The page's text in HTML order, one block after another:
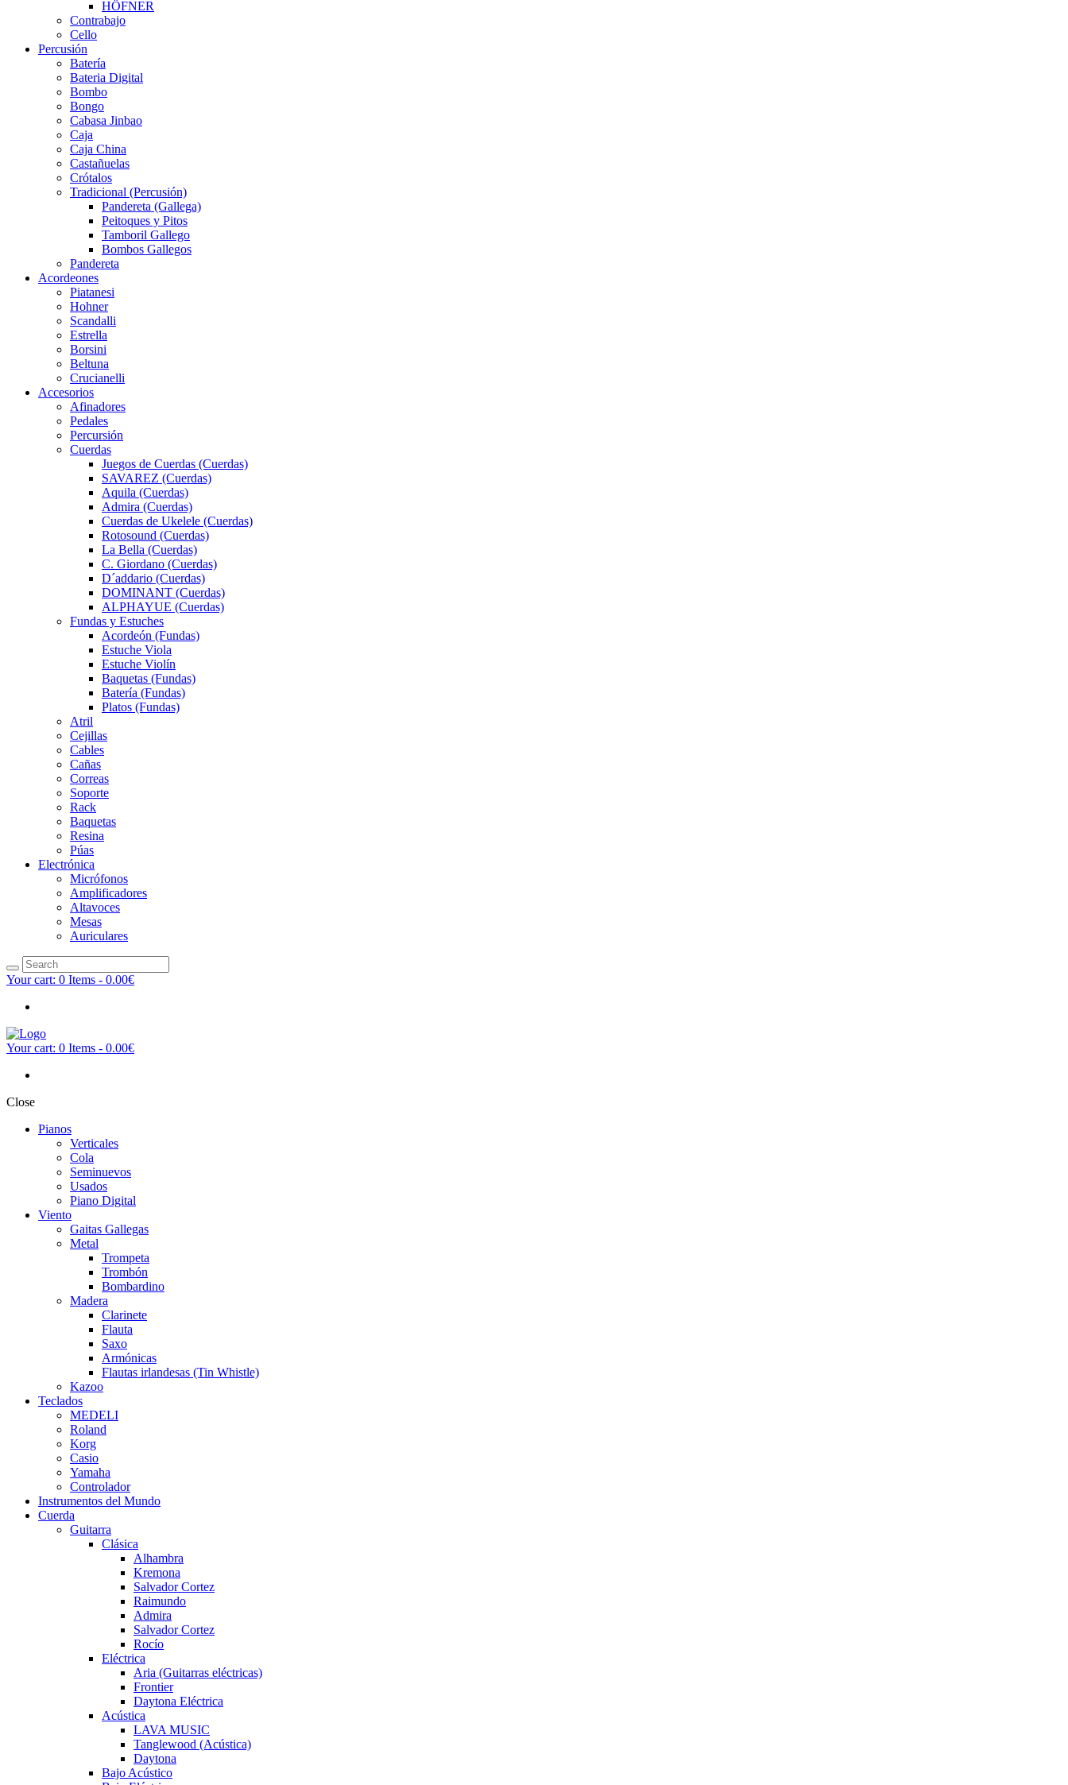
HÖFNER
Contrabajo
Cello
Percusión
Batería
Bateria Digital
Bombo
Bongo
Cabasa Jinbao
Caja
Caja China
Castañuelas
Crótalos
Tradicional (Percusión)
Pandereta (Gallega)
Peitoques y Pitos
Tamboril Gallego
Bombos Gallegos
Pandereta
Acordeones
Piatanesi
Hohner
Scandalli
Estrella
Borsini
Beltuna
Crucianelli
Accesorios
Afinadores
Pedales
Percursión
Cuerdas
Juegos de Cuerdas (Cuerdas)
SAVAREZ (Cuerdas)
Aquila (Cuerdas)
Admira (Cuerdas)
Cuerdas de Ukelele (Cuerdas)
Rotosound (Cuerdas)
La Bella (Cuerdas)
C. Giordano (Cuerdas)
D´addario (Cuerdas)
DOMINANT (Cuerdas)
ALPHAYUE (Cuerdas)
Fundas y Estuches
Acordeón (Fundas)
Estuche Viola
Estuche Violín
Baquetas (Fundas)
Batería (Fundas)
Platos (Fundas)
Atril
Cejillas
Cables
Cañas
Correas
Soporte
Rack
Baquetas
Resina
Púas
Electrónica
Micrófonos
Amplificadores
Altavoces
Mesas
Auriculares
Your cart: 0 Items - 0.00€
Your cart: 0 Items - 0.00€
Close
Pianos
Verticales
Cola
Seminuevos
Usados
Piano Digital
Viento
Gaitas Gallegas
Metal
Trompeta
Trombón
Bombardino
Madera
Clarinete
Flauta
Saxo
Armónicas
Flautas irlandesas (Tin Whistle)
Kazoo
Teclados
MEDELI
Roland
Korg
Casio
Yamaha
Controlador
Instrumentos del Mundo
Cuerda
Guitarra
Clásica
Alhambra
Kremona
Salvador Cortez
Raimundo
Admira
Salvador Cortez
Rocío
Eléctrica
Aria (Guitarras eléctricas)
Frontier
Daytona Eléctrica
Acústica
LAVA MUSIC
Tanglewood (Acústica)
Daytona
Bajo Acústico